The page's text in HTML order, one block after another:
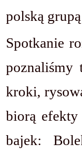
polską
Spotkanie
poznaliśmy
kroki,
biorą efekty
bajek: